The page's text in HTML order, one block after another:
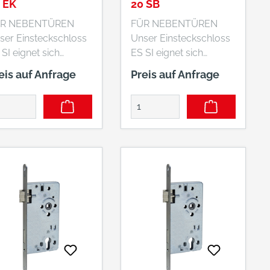
NEBENTÜREN
Einsteckschloss
SI eignet sich
für
und
Wir
unser
(= horizontale
auf Türen)
andere
bekannter,
Hersteller. Es
für DIN-linke, als
DIN-rechte Türen
auf Anfrage
20 SB
FÜR NEBENTÜREN
Unser Einsteckschloss
ES SI eignet sich
insbesondere für
Neben- und
Sickentüren. Wir
empfehlen unser
Sicken (= horizontale
Vertiefungen auf Türen)
und andere
Nebentüren bekannter,
gängiger Hersteller. Es
kann für DIN-linke, als
auch DIN-rechte Türen
Preis auf Anfrage